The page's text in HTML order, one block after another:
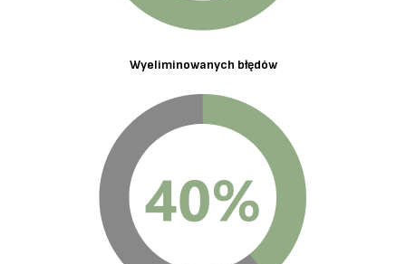
Wyeliminowanych błędów